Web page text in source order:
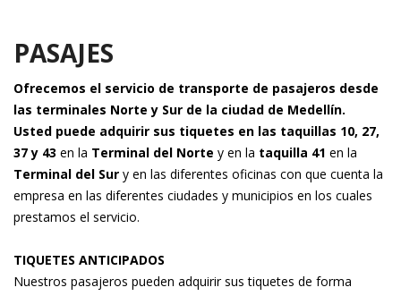
PASAJES
Ofrecemos el servicio de transporte de pasajeros desde
las terminales Norte y Sur de la ciudad de Medellín.
Usted puede adquirir sus tiquetes en las taquillas 10, 27,
37 y 43 en la Terminal del Norte y en la taquilla 41 en la
Terminal del Sur y en las diferentes oficinas con que cuenta la
empresa en las diferentes ciudades y municipios en los cuales
prestamos el servicio.
TIQUETES ANTICIPADOS
Nuestros pasajeros pueden adquirir sus tiquetes de forma